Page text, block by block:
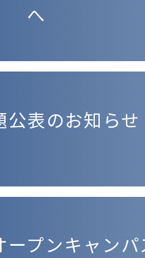
へ
公表のお知らせ
ープンキャン